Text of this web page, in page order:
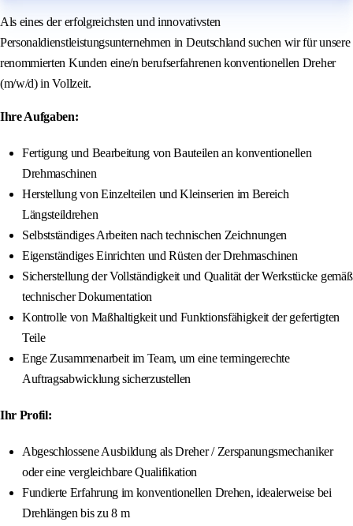
Als eines der erfolgreichsten und innovativsten
Personaldienstleistungsunternehmen in Deutschland suchen wir für unsere
renommierten Kunden eine/n berufserfahrenen konventionellen Dreher
(m/w/d) in Vollzeit.
Ihre Aufgaben:
Fertigung und Bearbeitung von Bauteilen an konventionellen
Drehmaschinen
Herstellung von Einzelteilen und Kleinserien im Bereich
Längsteildrehen
Selbstständiges Arbeiten nach technischen Zeichnungen
Eigenständiges Einrichten und Rüsten der Drehmaschinen
Sicherstellung der Vollständigkeit und Qualität der Werkstücke gemäß
technischer Dokumentation
Kontrolle von Maßhaltigkeit und Funktionsfähigkeit der gefertigten
Teile
Enge Zusammenarbeit im Team, um eine termingerechte
Auftragsabwicklung sicherzustellen
Ihr Profil:
Abgeschlossene Ausbildung als Dreher / Zerspanungsmechaniker
oder eine vergleichbare Qualifikation
Fundierte Erfahrung im konventionellen Drehen, idealerweise bei
Drehlängen bis zu 8 m